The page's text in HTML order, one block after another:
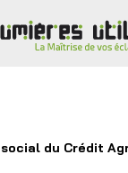
du Crédit